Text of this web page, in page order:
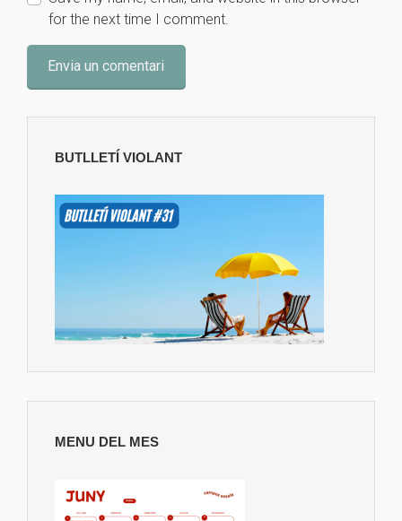
for the next time I comment.
BUTLLETÍ VIOLANT
MENU DEL MES